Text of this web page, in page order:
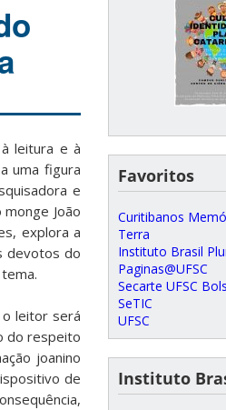
leitura e à
uma figura
e
João
explora a
devotos do
leitor será
do respeito
joanino
de
Favoritos
Curitibanos
Terra
Instituto Brasil
Paginas@UFSC
Secarte UFSC
SeTIC
UFSC
Instituto